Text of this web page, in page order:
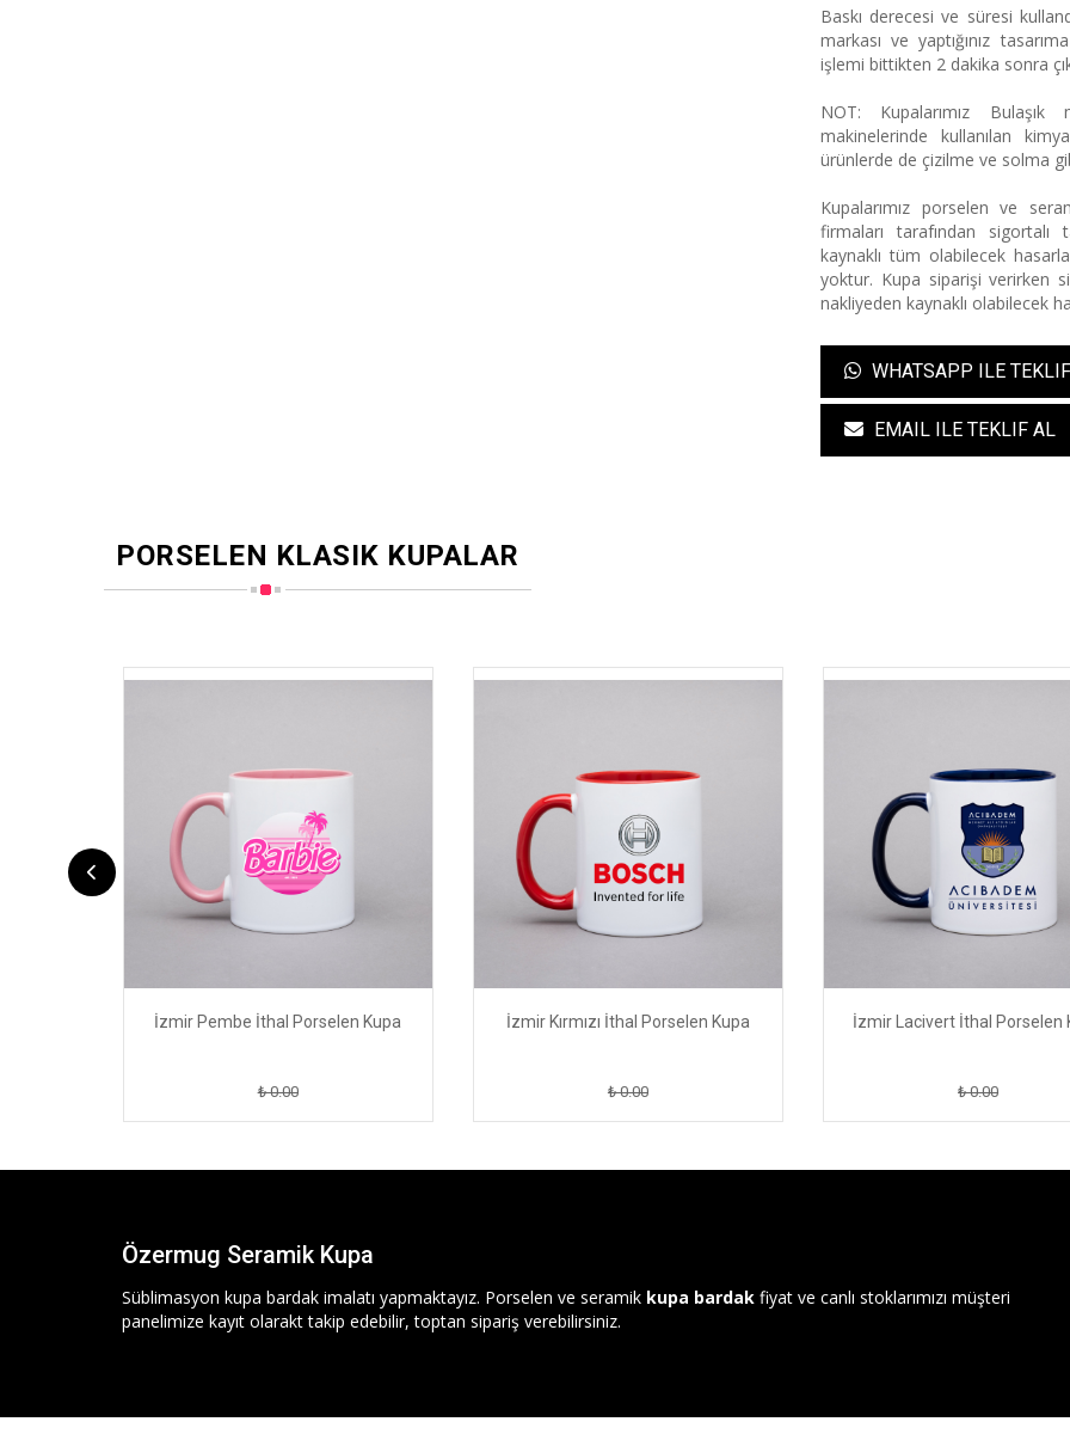
Baskı derecesi ve süresi
markası ve yaptığınız
işlemi bittikten 2 dakika sonra
NOT: Kupalarımız Bulaşık
makinelerinde kullanılan
ürünlerde de çizilme ve solma
Kupalarımız porselen ve
firmaları tarafından sigortalı
kaynaklı tüm olabilecek
yoktur. Kupa siparişi verirken
nakliyeden kaynaklı olabilecek
WHATSAPP ILE
EMAIL ILE TEKLIF AL
PORSELEN KLASIK KUPALAR
İzmir Pembe İthal Porselen Kupa
₺ 0.00
İzmir Kırmızı İthal Porselen Kupa
₺ 0.00
İzmir Lacivert İthal Porselen
₺ 0.00
Özermug Seramik Kupa
Süblimasyon kupa bardak imalatı yapmaktayız. Porselen ve seramik kupa bardak fiyat ve canlı stoklarımızı müşteri
panelimize kayıt olarakt takip edebilir, toptan sipariş verebilirsiniz.